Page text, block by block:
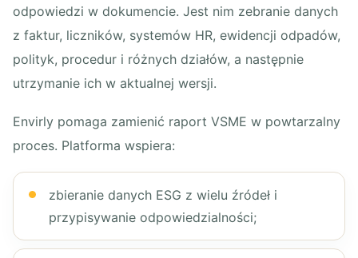
odpowiedzi w dokumencie. Jest nim zebranie danych
z faktur, liczników, systemów HR, ewidencji odpadów,
polityk, procedur i różnych działów, a następnie
utrzymanie ich w aktualnej wersji.
Envirly pomaga zamienić raport VSME w powtarzalny
proces. Platforma wspiera:
zbieranie danych ESG z wielu źródeł i
przypisywanie odpowiedzialności;